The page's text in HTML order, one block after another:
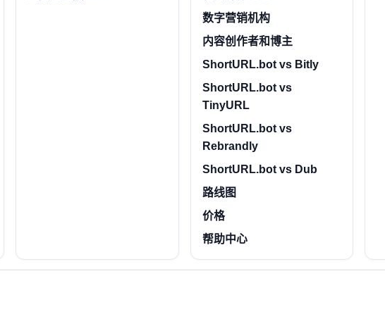
数字营销机构
内容创作者和博主
ShortURL.bot vs Bitly
ShortURL.bot vs
TinyURL
ShortURL.bot vs
Rebrandly
ShortURL.bot vs Dub
路线图
价格
帮助中心